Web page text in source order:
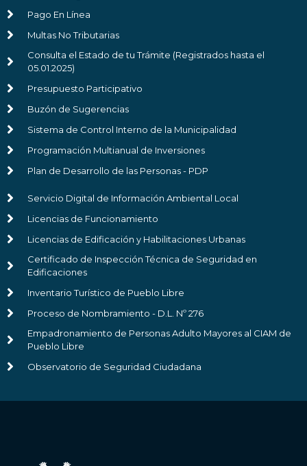
Pago En Línea
Multas No Tributarias
Consulta el Estado de tu Trámite (Registrados hasta el
05.01.2025)
Presupuesto Participativo
Buzón de Sugerencias
Sistema de Control Interno de la Municipalidad
Programación Multianual de Inversiones
Plan de Desarrollo de las Personas - PDP
Servicio Digital de Información Ambiental Local
Licencias de Funcionamiento
Licencias de Edificación y Habilitaciones Urbanas
Certificado de Inspección Técnica de Seguridad en
Edificaciones
Inventario Turístico de Pueblo Libre
Proceso de Nombramiento - D.L. Nº 276
Empadronamiento de Personas Adulto Mayores al CIAM de
Pueblo Libre
Observatorio de Seguridad Ciudadana